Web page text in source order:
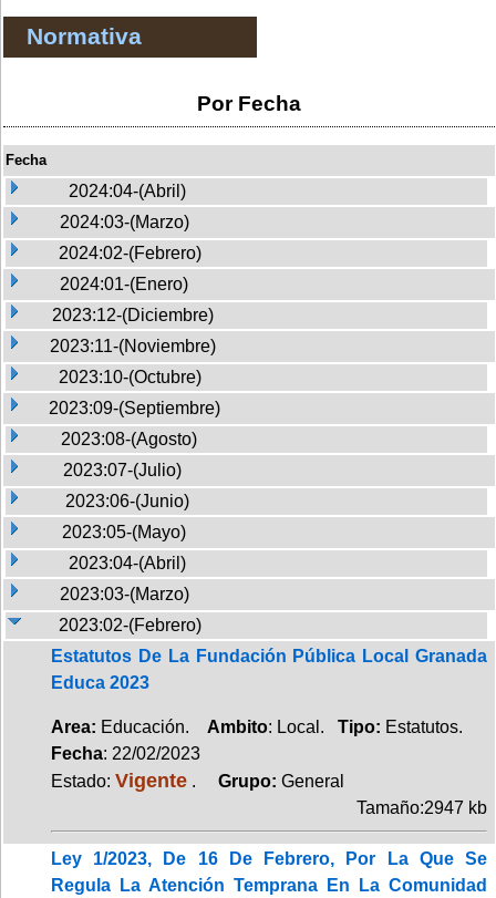
Normativa
Por Fecha
Fecha
2024:04-(Abril)
2024:03-(Marzo)
2024:02-(Febrero)
2024:01-(Enero)
2023:12-(Diciembre)
2023:11-(Noviembre)
2023:10-(Octubre)
2023:09-(Septiembre)
2023:08-(Agosto)
2023:07-(Julio)
2023:06-(Junio)
2023:05-(Mayo)
2023:04-(Abril)
2023:03-(Marzo)
2023:02-(Febrero)
Estatutos De La Fundación Pública Local Granada
Educa 2023
Area: Educación. Ambito: Local. Tipo: Estatutos.
Fecha: 22/02/2023
Estado: Vigente . Grupo: General
Tamaño:2947 kb
Ley 1/2023, De 16 De Febrero, Por La Que Se
Regula La Atención Temprana En La Comunidad